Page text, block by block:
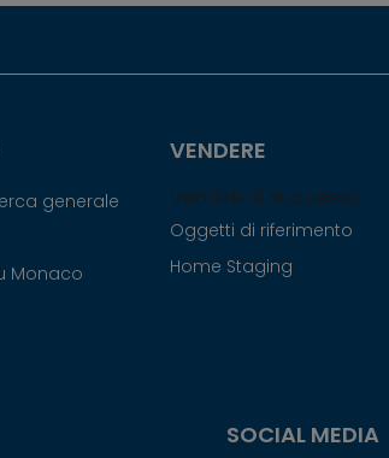
generale
Monaco
VENDERE
Vendite di successo
Oggetti di riferimento
Home Staging
SOCIAL MEDIA